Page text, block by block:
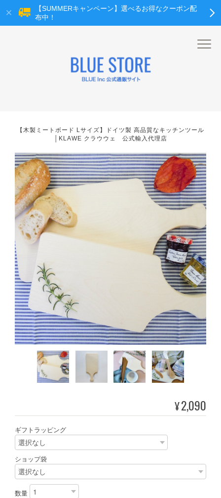
【SUMMERキャンペーン】選べるお得なクーポン配
布中！
【木製ミートボード Lサイズ】ドイツ製 高品質なキッチンツール
│KLAWE クラウウェ 公式輸入代理店
¥2,090
ギフトラッピング
ショップ袋
数量